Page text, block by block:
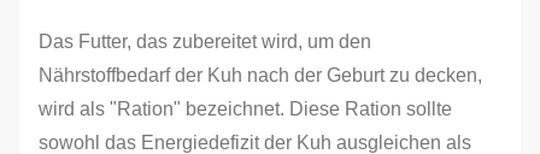
Das Futter, das zubereitet wird, um den
Nährstoffbedarf der Kuh nach der Geburt zu decken,
wird als "Ration" bezeichnet. Diese Ration sollte
sowohl das Energiedefizit der Kuh ausgleichen als